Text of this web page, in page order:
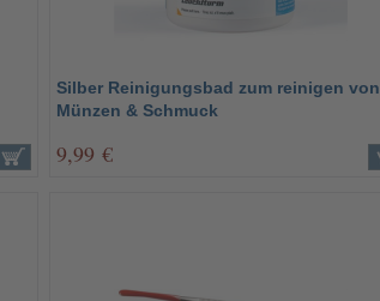
Silber Reinigungsbad zum reinigen von
Münzen & Schmuck
9,99 €